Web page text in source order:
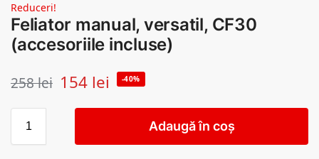
Reduceri!
Feliator manual, versatil, CF30
(accesoriile incluse)
258lei 154 lei -40%
Adaugă în coș